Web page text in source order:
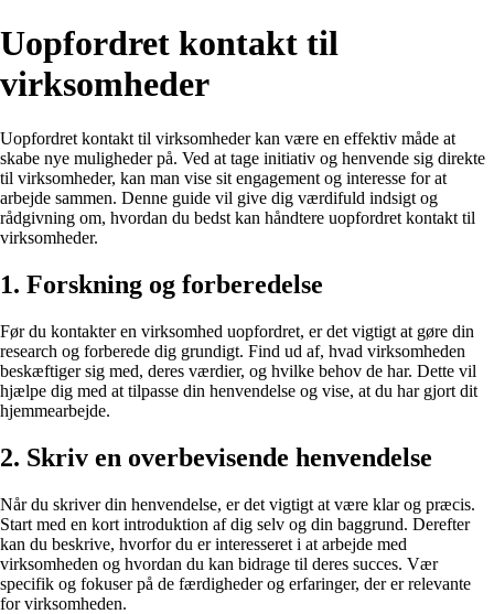
Uopfordret kontakt til
virksomheder
Uopfordret kontakt til virksomheder kan være en effektiv måde at
skabe nye muligheder på. Ved at tage initiativ og henvende sig direkte
til virksomheder, kan man vise sit engagement og interesse for at
arbejde sammen. Denne guide vil give dig værdifuld indsigt og
rådgivning om, hvordan du bedst kan håndtere uopfordret kontakt til
virksomheder.
1. Forskning og forberedelse
Før du kontakter en virksomhed uopfordret, er det vigtigt at gøre din
research og forberede dig grundigt. Find ud af, hvad virksomheden
beskæftiger sig med, deres værdier, og hvilke behov de har. Dette vil
hjælpe dig med at tilpasse din henvendelse og vise, at du har gjort dit
hjemmearbejde.
2. Skriv en overbevisende henvendelse
Når du skriver din henvendelse, er det vigtigt at være klar og præcis.
Start med en kort introduktion af dig selv og din baggrund. Derefter
kan du beskrive, hvorfor du er interesseret i at arbejde med
virksomheden og hvordan du kan bidrage til deres succes. Vær
specifik og fokuser på de færdigheder og erfaringer, der er relevante
for virksomheden.